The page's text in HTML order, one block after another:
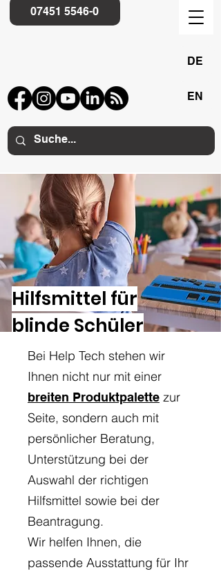
07451 5546-0
DE
EN
Hilfsmittel für
blinde Schüler
Bei Help Tech stehen wir
Ihnen nicht nur mit einer
breiten Produktpalette zur
Seite, sondern auch mit
persönlicher Beratung,
Unterstützung bei der
Auswahl der richtigen
Hilfsmittel sowie bei der
Beantragung.
Wir helfen Ihnen, die
passende Ausstattung für Ihr